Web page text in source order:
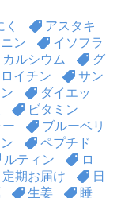
アスタキ
ン
イソフラ
カルシウム
グ
イチン
サン
ダイエッ
ビタミン
ブルーベリ
ペプチド
ルティン
ロ
定期お届け
日
生姜
睡